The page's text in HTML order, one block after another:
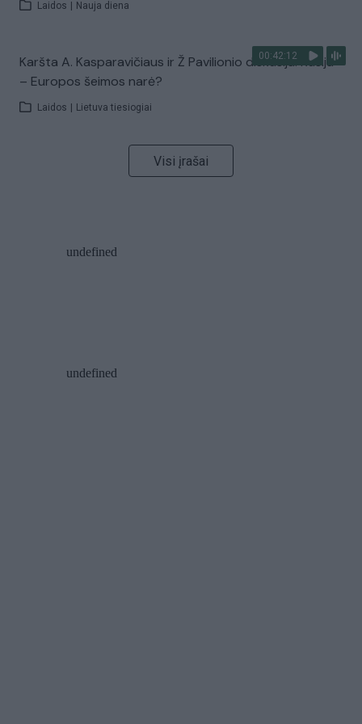
Laidos Nauja diena
00:42:12
Karšta A. Kasparavičiaus ir Ž Pavilionio diskusija: Rusija
– Europos šeimos narė?
Laidos Lietuva tiesiogiai
Visi įrašai